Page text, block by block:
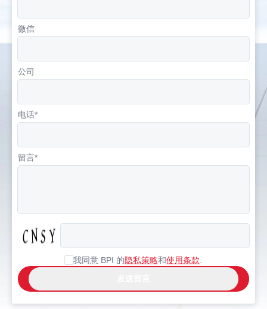
微信
公司
电话*
留言*
我同意 BPI 的隐私策略和使用条款